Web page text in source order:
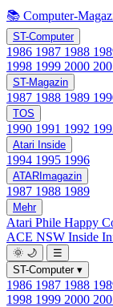
📚 Computer-
ST-Computer
1986 1987 1988
1998 1999 2000
ST-Magazin
1987 1988 1989
TOS
1990 1991 1992
Atari Inside
1994 1995 1996
ATARImagazin
1987 1988 1989
Mehr
Atari Phile Happy
ACE NSW Inside
🌞 🌙
☰
ST-Computer ▾
1986 1987 1988
1998 1999 2000